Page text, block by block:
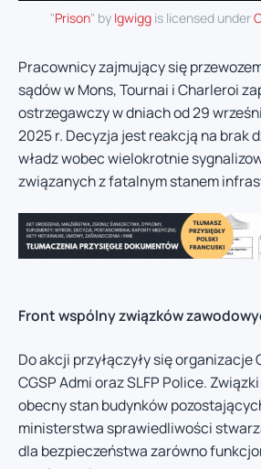
"Prison" by Igwigg is licensed under
Pracownicy zajmujący się
sądów w Mons, Tournai i Charleroi
ostrzegawczy w dniach od 29
2025 r. Decyzja jest reakcją na brak
władz wobec wielokrotnie
związanych z fatalnym stanem
Front wspólny związków
Do akcji przyłączyły się organizacje
CGSP Admi oraz SLFP Police.
obecny stan budynków
ministerstwa sprawiedliwości
dla bezpieczeństwa zarówno